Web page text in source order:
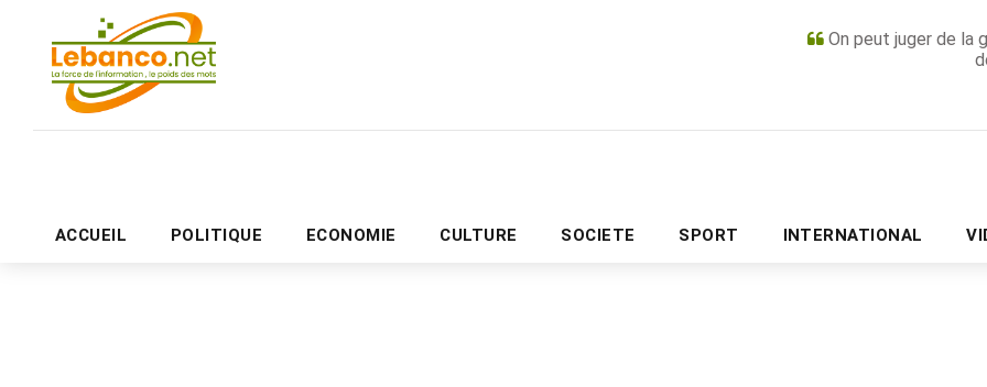
On peut juger de la
ACCUEIL POLITIQUE ECONOMIE CULTURE SOCIETE SPORT INTERNATIONAL
PUBLICITÉ